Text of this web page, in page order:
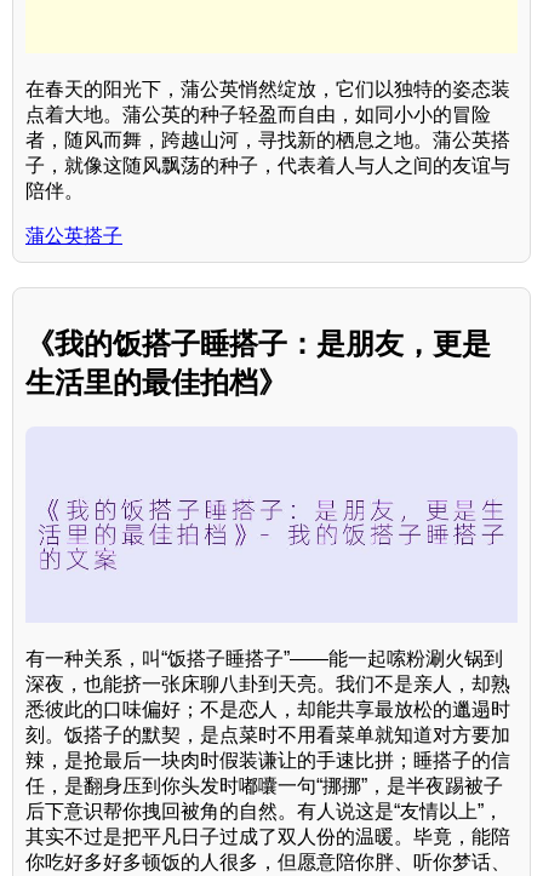
在春天的阳光下，蒲公英悄然绽放，它们以独特的姿态装
点着大地。蒲公英的种子轻盈而自由，如同小小的冒险
者，随风而舞，跨越山河，寻找新的栖息之地。蒲公英搭
子，就像这随风飘荡的种子，代表着人与人之间的友谊与
陪伴。
蒲公英搭子
《我的饭搭子睡搭子：是朋友，更是
生活里的最佳拍档》
有一种关系，叫“饭搭子睡搭子”——能一起嗦粉涮火锅到
深夜，也能挤一张床聊八卦到天亮。我们不是亲人，却熟
悉彼此的口味偏好；不是恋人，却能共享最放松的邋遢时
刻。饭搭子的默契，是点菜时不用看菜单就知道对方要加
辣，是抢最后一块肉时假装谦让的手速比拼；睡搭子的信
任，是翻身压到你头发时嘟囔一句“挪挪”，是半夜踢被子
后下意识帮你拽回被角的自然。有人说这是“友情以上”，
其实不过是把平凡日子过成了双人份的温暖。毕竟，能陪
你吃好多好多顿饭的人很多，但愿意陪你胖、听你梦话、